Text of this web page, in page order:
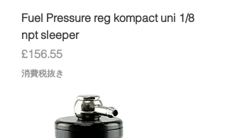
Fuel Pressure reg kompact uni 1/8
npt sleeper
価格
£156.55
消費税抜き